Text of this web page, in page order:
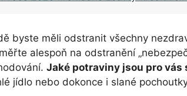
byste měli odstranit všechny
alespoň na odstranění
Jaké potraviny jsou pro vás
jídlo nebo dokonce i slané